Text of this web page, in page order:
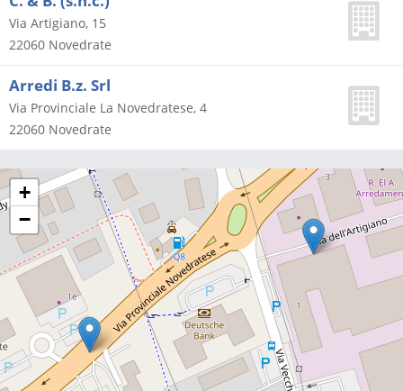
Via Artigiano, 15
22060 Novedrate
Arredi B.z. Srl
Via Provinciale La Novedratese, 4
22060 Novedrate
+
−